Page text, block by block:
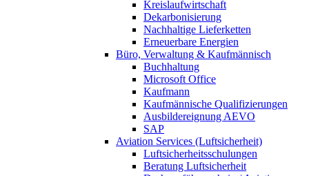
Kreislaufwirtschaft
Dekarbonisierung
Nachhaltige Lieferketten
Erneuerbare Energien
Büro, Verwaltung & Kaufmännisch
Buchhaltung
Microsoft Office
Kaufmann
Kaufmännische Qualifizierungen
Ausbildereignung AEVO
SAP
Aviation Services (Luftsicherheit)
Luftsicherheitsschulungen
Beratung Luftsicherheit